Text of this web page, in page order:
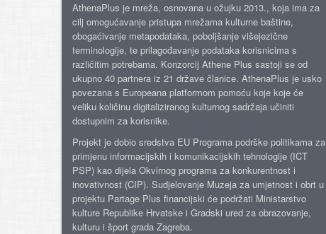
AthenaPlus je mreža, osnovana u ožujku 2013., koja ima za
cilj omogućavanje pristupa mrežama kulturne baštine,
obogaćivanje metapodataka, poboljšanje višejezične
terminologije, te prilagođavanje podataka korisnicima s
različitim potrebama. Konzorcij Athene Plus sastoji se od
ukupno 40 partnera iz 21 države članice. AthenaPlus je usko
povezana s Europeana platformom pomoću koje koje će
veliku količinu digitaliziranog kulturnog sadržaja učiniti
dostupnim za korisnike.
Projekt je dobio sredstva EU Programa podrške politikama za
primjenu informacijskih i komunikacijskih tehnologije (ICT
PSP) kao dijela Okvirnog programa za konkurentnost i
inovativnost (CIP). Sudjelovanje Muzeja za umjetnost i obrt u
projektu Partage Plus financijski će podržati Ministarstvo
kulture Republike Hrvatske i Gradski ured za obrazovanje,
kulturu i šport grada Zagreba.